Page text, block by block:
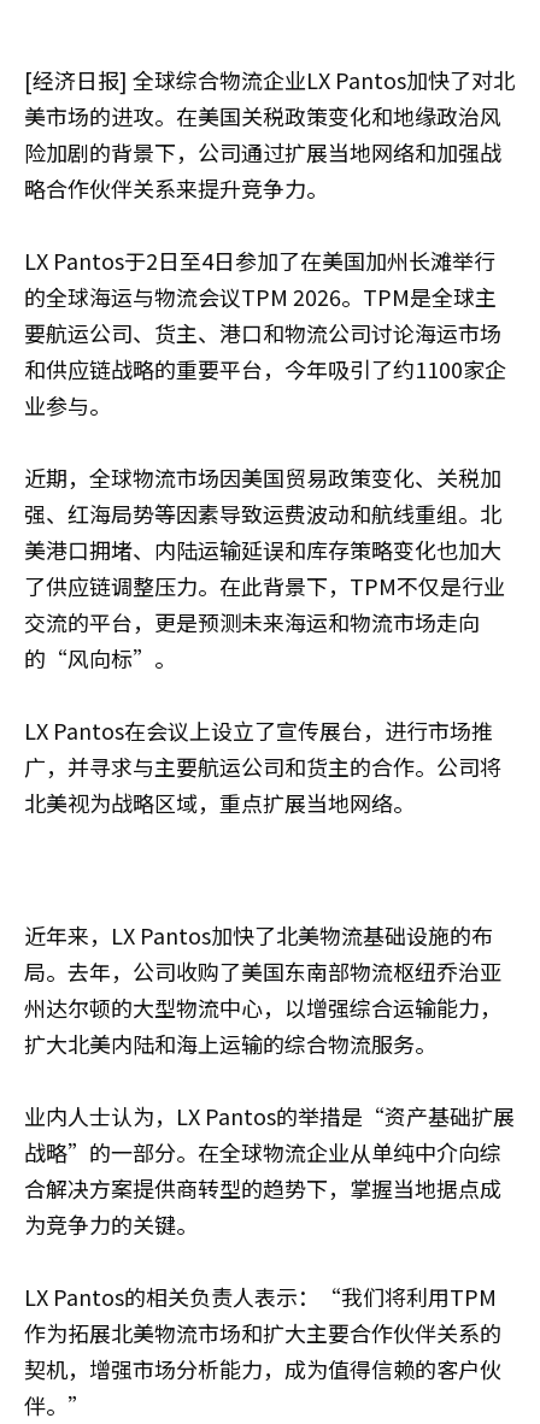
[经济日报] 全球综合物流企业LX Pantos加快了对北
美市场的进攻。在美国关税政策变化和地缘政治风
险加剧的背景下，公司通过扩展当地网络和加强战
略合作伙伴关系来提升竞争力。
LX Pantos于2日至4日参加了在美国加州长滩举行
的全球海运与物流会议TPM 2026。TPM是全球主
要航运公司、货主、港口和物流公司讨论海运市场
和供应链战略的重要平台，今年吸引了约1100家企
业参与。
近期，全球物流市场因美国贸易政策变化、关税加
强、红海局势等因素导致运费波动和航线重组。北
美港口拥堵、内陆运输延误和库存策略变化也加大
了供应链调整压力。在此背景下，TPM不仅是行业
交流的平台，更是预测未来海运和物流市场走向
的“风向标”。
LX Pantos在会议上设立了宣传展台，进行市场推
广，并寻求与主要航运公司和货主的合作。公司将
北美视为战略区域，重点扩展当地网络。
近年来，LX Pantos加快了北美物流基础设施的布
局。去年，公司收购了美国东南部物流枢纽乔治亚
州达尔顿的大型物流中心，以增强综合运输能力，
扩大北美内陆和海上运输的综合物流服务。
业内人士认为，LX Pantos的举措是“资产基础扩展
战略”的一部分。在全球物流企业从单纯中介向综
合解决方案提供商转型的趋势下，掌握当地据点成
为竞争力的关键。
LX Pantos的相关负责人表示：“我们将利用TPM
作为拓展北美物流市场和扩大主要合作伙伴关系的
契机，增强市场分析能力，成为值得信赖的客户伙
伴。”